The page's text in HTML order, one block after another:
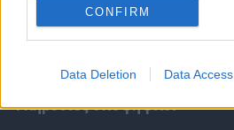
CONFIRM
Data Deletion Data Access
Θέσεις Εργασίας ανά Εταιρεία
Υπηρεσίες υποψηφίων